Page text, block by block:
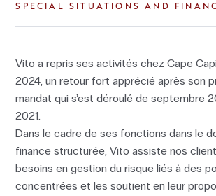
SPECIAL SITUATIONS AND
Vito a repris ses activités chez Cape
2024, un retour fort apprécié après son
mandat qui s’est déroulé de septembre
2021.
Dans le cadre de ses fonctions dans le
finance structurée, Vito assiste nos
besoins en gestion du risque liés à des
concentrées et les soutient en leur